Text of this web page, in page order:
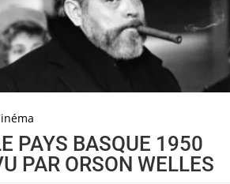
PAYS BASQUE 1950
PAR ORSON WELLES